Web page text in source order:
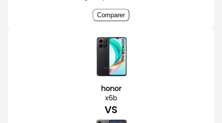
Comparer
honor
x6b
VS